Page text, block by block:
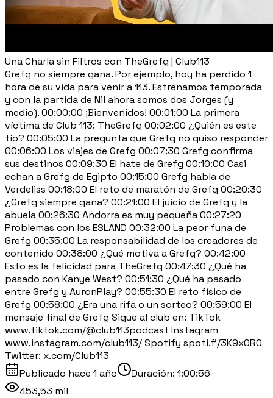
Una Charla sin Filtros con TheGrefg | Club113
Grefg no siempre gana. Por ejemplo, hoy ha perdido 1
hora de su vida para venir a 113. Estrenamos temporada
y con la partida de Nil ahora somos dos Jorges (y
medio). 00:00:00 ¡Bienvenidos! 00:01:00 La primera
víctima de Club 113: TheGrefg 00:02:00 ¿Quién es este
tío? 00:05:00 La pregunta que Grefg no quiso responder
00:06:00 Los viajes de Grefg 00:07:30 Grefg confirma
sus destinos 00:09:30 El hate de Grefg 00:10:00 Casi
echan a Grefg de Egipto 00:15:00 Grefg habla de
Verdeliss 00:18:00 El reto de maratón de Grefg 00:20:30
¿Grefg siempre gana? 00:21:00 El juicio de Grefg y la
abuela 00:26:30 Andorra es muy pequeña 00:27:20
Problemas con los ESLAND 00:32:00 La peor funa de
Grefg 00:35:00 La responsabilidad de los creadores de
contenido 00:38:00 ¿Qué motiva a Grefg? 00:42:00
Esto es la felicidad para TheGrefg 00:47:30 ¿Qué ha
pasado con Kanye West? 00:51:30 ¿Qué ha pasado
entre Grefg y AuronPlay? 00:55:30 El reto físico de
Grefg 00:58:00 ¿Era una rifa o un sorteo? 00:59:00 El
mensaje final de Grefg Sigue al club en: TikTok
www.tiktok.com/@club113podcast Instagram
www.instagram.com/club113/ Spotify spoti.fi/3K9x0R0
Twitter: x.com/Club113
Publicado hace 1 año Duración: 1:00:56
453,53 mil